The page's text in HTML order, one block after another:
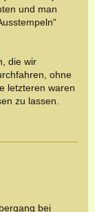
und man
die wir
ohne
letzteren waren
zu lassen.
bei